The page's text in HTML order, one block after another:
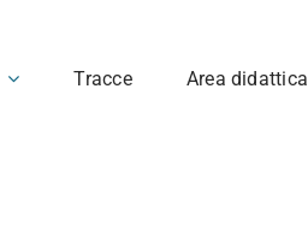
Tracce Area didattica